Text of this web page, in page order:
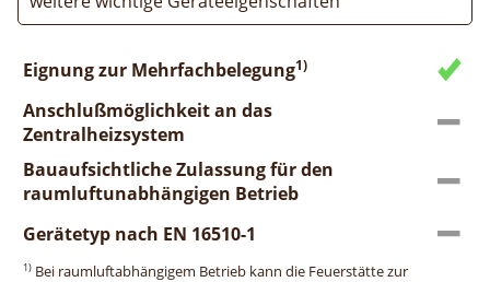
Eignung zur Mehrfachbelegung1)
Anschlußmöglichkeit an das
Zentralheizsystem
Bauaufsichtliche Zulassung für den
raumluftunabhängigen Betrieb
Gerätetyp nach EN 16510-1
1) Bei raumluftabhängigem Betrieb kann die Feuerstätte zur